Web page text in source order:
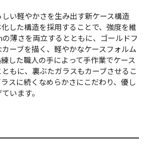
い軽やかさを生み出す新ケース構造
した構造を採用することで、強度を維
薄さを両立するとともに、ゴールドフ
ーブを描く、軽やかなケースフォルム
した職人の手によって手作業でケース
もに、裏ぶたガラスもカーブさせるこ
スに続くなめらかさにこだわり、優し
います。